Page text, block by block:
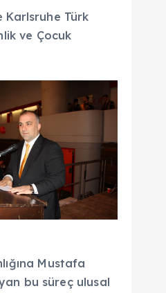
Karlsruhe Türk
ve Çocuk
Mustafa
bu süreç ulusal